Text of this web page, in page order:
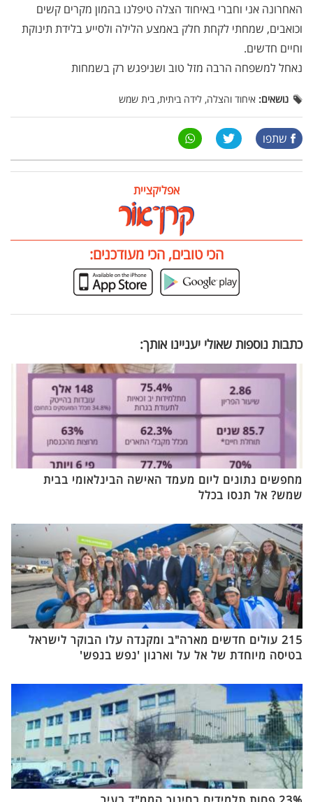
האחרונה אני וחברי באיחוד הצלה טיפלנו בהמון מקרים קשים
וכואבים, שמחתי לקחת חלק באמצע הלילה ולסייע בלידת תינוקת
וחיים חדשים.
נאחל למשפחה הרבה מזל טוב ושניפגש רק בשמחות
נושאים: איחוד והצלה, לידה ביתית, בית שמש
שתפו
אפליקציית
הכי טובים, הכי מעודכנים:
כתבות נוספות שאולי יעניינו אותך:
מחפשים נתונים ליום מעמד האישה הבינלאומי בבית
שמש? אל תנסו בכלל
215 עולים חדשים מארה"ב ומקנדה עלו הבוקר לישראל
בטיסה מיוחדת של אל על וארגון 'נפש בנפש'